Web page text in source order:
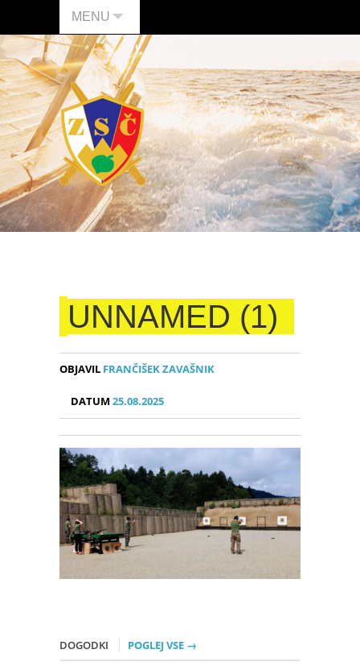
MENU
UNNAMED (1)
OBJAVIL FRANČIŠEK ZAVAŠNIK
DATUM25.08.2025
DOGODKI POGLEJ VSE →